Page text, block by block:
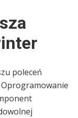
poleceń